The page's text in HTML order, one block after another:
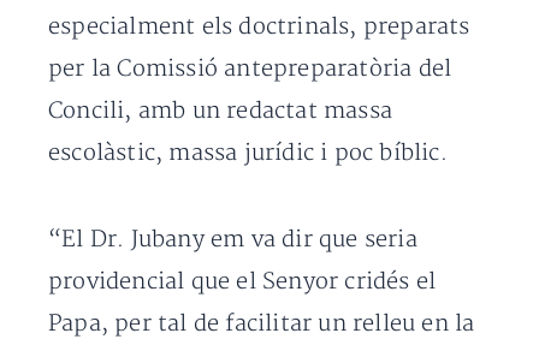
especialment els doctrinals, preparats
per la Comissió antepreparatòria del
Concili, amb un redactat massa
escolàstic, massa jurídic i poc bíblic.
“El Dr. Jubany em va dir que seria
providencial que el Senyor cridés el
Papa, per tal de facilitar un relleu en la